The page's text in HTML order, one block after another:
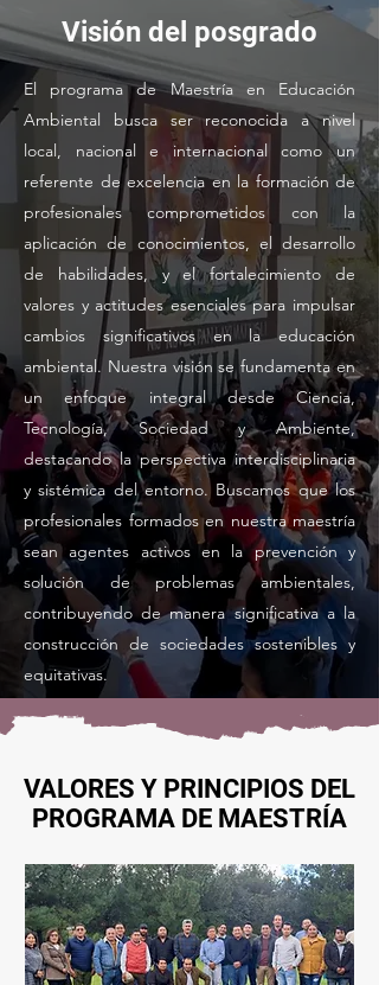
Visión del posgrado
El programa de Maestría en Educación
Ambiental busca ser reconocida a nivel
local, nacional e internacional como un
referente de excelencia en la formación de
profesionales comprometidos con la
aplicación de conocimientos, el desarrollo
de habilidades, y el fortalecimiento de
valores y actitudes esenciales para impulsar
cambios significativos en la educación
ambiental. Nuestra visión se fundamenta en
un enfoque integral desde Ciencia,
Tecnología, Sociedad y Ambiente,
destacando la perspectiva interdisciplinaria
y sistémica del entorno. Buscamos que los
profesionales formados en nuestra maestría
sean agentes activos en la prevención y
solución de problemas ambientales,
contribuyendo de manera significativa a la
construcción de sociedades sostenibles y
equitativas.
VALORES Y PRINCIPIOS DEL
PROGRAMA DE MAESTRÍA